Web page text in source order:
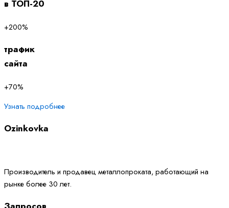
в ТОП-20
+200%
трафик
сайта
+70%
Узнать подробнее
Ozinkovka
Производитель и продавец металлопроката, работающий на
рынке более 30 лет.